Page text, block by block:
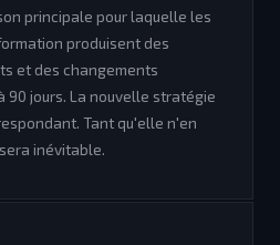
principale pour laquelle les
produisent des
et des changements
90 jours. La nouvelle stratégie
Tant qu'elle n'en
inévitable.